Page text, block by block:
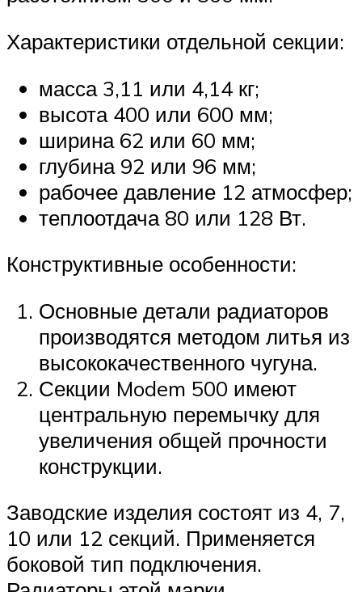
Характеристики отдельной секции:
масса 3,11 или 4,14 кг;
высота 400 или 600 мм;
ширина 62 или 60 мм;
глубина 92 или 96 мм;
рабочее давление 12 атмосфер;
теплоотдача 80 или 128 Вт.
Конструктивные особенности:
Основные детали радиаторов
производятся методом литья из
высококачественного чугуна.
Секции Modem 500 имеют
центральную перемычку для
увеличения общей прочности
конструкции.
Заводские изделия состоят из 4, 7,
10 или 12 секций. Применяется
боковой тип подключения.